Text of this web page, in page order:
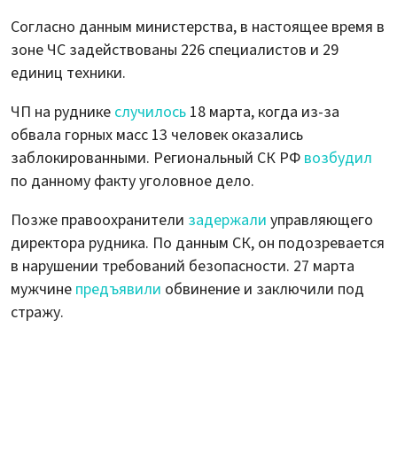
Согласно данным министерства, в настоящее время в
зоне ЧС задействованы 226 специалистов и 29
единиц техники.
ЧП на руднике случилось 18 марта, когда из-за
обвала горных масс 13 человек оказались
заблокированными. Региональный СК РФ возбудил
по данному факту уголовное дело.
Позже правоохранители задержали управляющего
директора рудника. По данным СК, он подозревается
в нарушении требований безопасности. 27 марта
мужчине предъявили обвинение и заключили под
стражу.